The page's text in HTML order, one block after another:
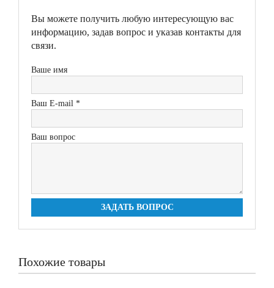
Вы можете получить любую интересующую вас
информацию, задав вопрос и указав контакты для
связи.
Ваше имя
Ваш E-mail *
Ваш вопрос
ЗАДАТЬ ВОПРОС
Похожие товары